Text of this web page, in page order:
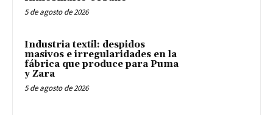
5 de agosto de 2026
Industria textil: despidos
masivos e irregularidades en la
fábrica que produce para Puma
y Zara
5 de agosto de 2026